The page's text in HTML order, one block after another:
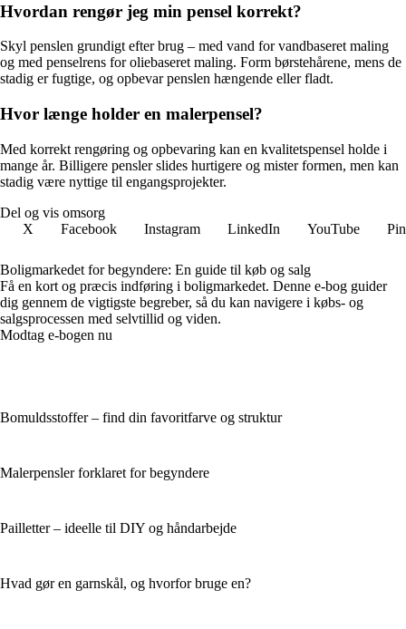
Hvordan rengør jeg min pensel korrekt?
Skyl penslen grundigt efter brug – med vand for vandbaseret maling
og med penselrens for oliebaseret maling. Form børstehårene, mens de
stadig er fugtige, og opbevar penslen hængende eller fladt.
Hvor længe holder en malerpensel?
Med korrekt rengøring og opbevaring kan en kvalitets­pensel holde i
mange år. Billigere pensler slides hurtigere og mister formen, men kan
stadig være nyttige til engangsprojekter.
Del og vis omsorg
X
Facebook Instagram LinkedIn YouTube
Boligmarkedet for begyndere: En guide til køb og salg
Få en kort og præcis indføring i boligmarkedet. Denne e-bog guider
dig gennem de vigtigste begreber, så du kan navigere i købs- og
salgsprocessen med selvtillid og viden.
Modtag e-bogen nu
Bomuldsstoffer – find din favoritfarve og struktur
Malerpensler forklaret for begyndere
Pailletter – ideelle til DIY og håndarbejde
Hvad gør en garnskål, og hvorfor bruge en?